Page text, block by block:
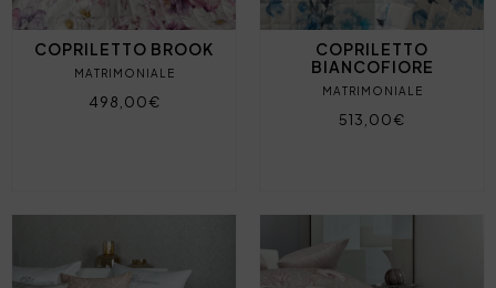
COPRILETTO BROOK
MATRIMONIALE
498,00€
COPRILETTO
BIANCOFIORE
MATRIMONIALE
513,00€